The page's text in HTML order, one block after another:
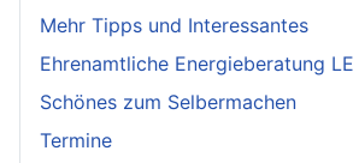
Mehr Tipps und Interessantes
Ehrenamtliche Energieberatung LE
Schönes zum Selbermachen
Termine